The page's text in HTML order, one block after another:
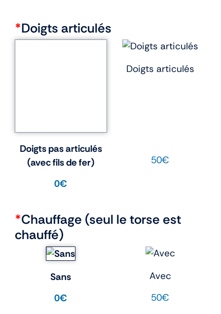
*Doigts articulés
Doigts pas articulés
(avec fils de fer)
0€
Doigts articulés
50€
*Chauffage (seul le torse est
chauffé)
Sans
0€
Avec
50€